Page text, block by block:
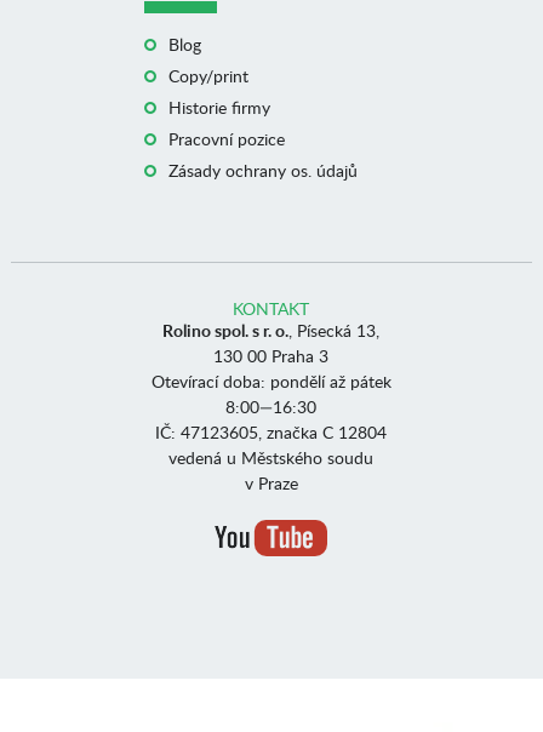
Blog
Copy/print
Historie firmy
Pracovní pozice
Zásady ochrany os. údajů
KONTAKT
Rolino spol. s r. o., Písecká 13,
130 00 Praha 3
Otevírací doba: pondělí až pátek
8:00—16:30
IČ: 47123605, značka C 12804
vedená u Městského soudu
v Praze